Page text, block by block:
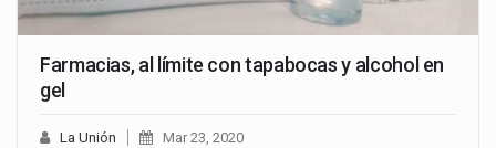
Farmacias, al límite con tapabocas y alcohol en
gel
La Unión Mar 23, 2020